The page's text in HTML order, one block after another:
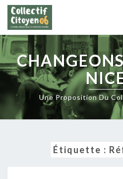
Skip
content
Une Proposition Du
Étiquette :